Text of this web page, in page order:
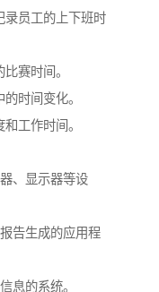
员工的上下班时
赛时间。
时间变化。
工作时间。
、显示器等设
告生成的应用程
息的系统。